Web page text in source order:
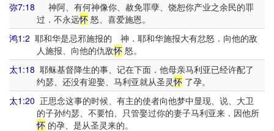
弥7:18 神阿、有何神像你、赦免罪孽、饶恕你产业之余民的罪
过．不永远怀怒、喜爱施恩。
鸿1:2 耶和华是忌邪施报的 神．耶和华施报大有忿怒．向他的敌
人施报、向他的仇敌怀怒。
太1:18 耶稣基督降生的事、记在下面．他母亲马利亚已经许配了
约瑟、还没有迎娶、马利亚就从圣灵怀了孕。
太1:20 正思念这事的时候、有主的使者向他梦中显现、说、大卫
的子孙约瑟、不要怕、只管娶过你的妻子马利亚来．因他所
怀的孕、是从圣灵来的。